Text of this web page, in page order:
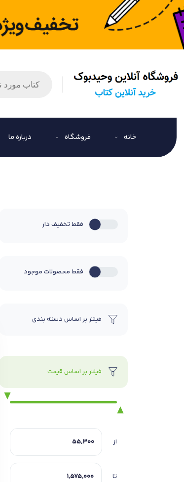
خانه فروشگاه درباره ما
فقط تخفیف دار
فقط محصولات موجود
فیلتر بر اساس دسته بندی
فیلتر بر اساس قیمت
از
تا